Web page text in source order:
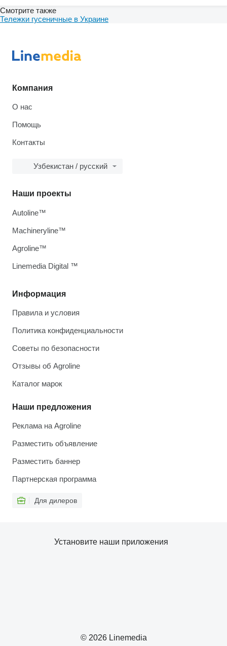
Смотрите также
Тележки гусеничные в Украине
Компания
О нас
Помощь
Контакты
Узбекистан / русский
Информация
Правила и условия
Политика конфиденциальности
Советы по безопасности
Отзывы об Agroline
Каталог марок
Наши предложения
Реклама на Agroline
Разместить объявление
Разместить баннер
Партнерская программа
Для дилеров
Наши проекты
Autoline™
Machineryline™
Agroline™
Linemedia Digital ™
© 2026 Linemedia
Установите наши приложения